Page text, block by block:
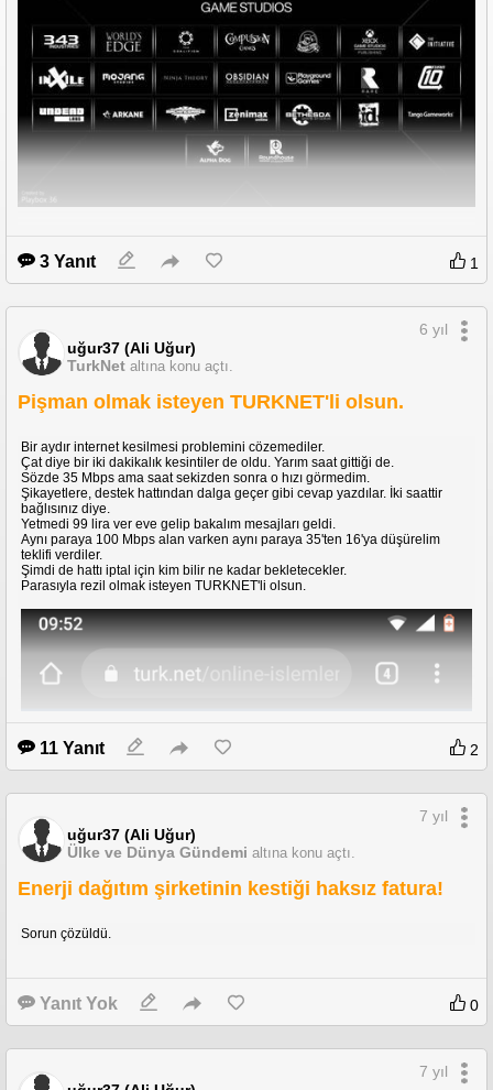
Stüdyolar ve başlıca oyunlar:
343 Industries
HALO serisi
Double Fine Productions Grim Fandango, Day of the Tentacle, and Full
Throttl ve onlarcası
inXile Entertainment Wasteland
Mojang Studios Minecraft
Obsidian Entertainment
Fallout: New Vegas, Outer Worlds, and South
Playground Games Forza serisi
Rare Sea of Thieves ve birçok oyun
The Coalition Gears of War
Undead Labs State of Decays
Arkane Studios
Wolfenstein, Prey, Dishonored
Bethesda Softworks Fallout, TES (Morrowind, Oblivion, Skyrim)
id Software Doom, Quake
Tango Gameworks Evil Within
ZeniMax Online Studios TES Online, Fallout 76
Eski günleri hatırlamak ve yaşadığımız ilginç, komik anıları paylaşmak güzel
olduğunu biliyorum. Bir adım atmak istedim. Umarım iyi vakit geçireceğimiz
bir konu olur.
Series x bölümünde TES 6 konusu açıldığında aklıma bu seriye ilişkin nice
Bilmeyenler için özet geçeyim. Oblivion'da çok keyifli görevler içeren bir
gibi gören, peşimizden ayrılmayan, eşyalarımızı taşımak, ayakkabımızı
parlatmak isteyen ve bizi her şeyden çok seven bir fanımız oluyor. Bu sevimli
3 Yanıt 1
uğur37 (Ali Uğur)
TurkNet altına konu açtı.
6 yıl
Pişman olmak isteyen TURKNET'li olsun.
Bir aydır internet kesilmesi problemini cözemediler.
Çat diye bir iki dakikalık kesintiler de oldu. Yarım saat gittiği de.
Sözde 35 Mbps ama saat sekizden sonra o hızı görmedim.
Şikayetlere, destek hattından dalga geçer gibi cevap yazdılar. İki saattir
bağlısınız diye.
Yetmedi 99 lira ver eve gelip bakalım mesajları geldi.
Aynı paraya 100 Mbps alan varken aynı paraya 35'ten 16'ya düşürelim
teklifi verdiler.
Şimdi de hattı iptal için kim bilir ne kadar bekletecekler.
Parasıyla rezil olmak isteyen TURKNET'li olsun.
11 Yanıt 2
uğur37 (Ali Uğur)
Ülke ve Dünya Gündemi altına konu açtı.
7 yıl
Enerji dağıtım şirketinin kestiği haksız fatura!
Sorun çözüldü.
Yanıt Yok 0
7 yıl